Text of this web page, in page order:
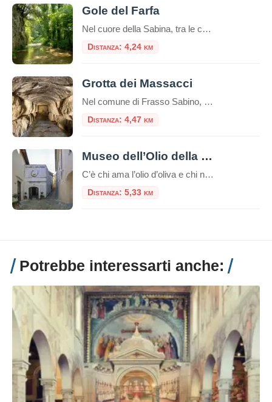
Gole del Farfa
Nel cuore della Sabina, tra le colline verdi del Lazio, si nasconde un piccolo gioiello naturale: le Gole del Farfa. Questo angolo incontaminato, scavato nel tempo dall’omonimo fiume, rappresenta una delle mete più affascinanti per gli amanti della natura, del trekking e dell’avventura. Un Paesaggio Suggestivo Le Gole del Farfa si trovano all’interno della Riserva […]
Distanza: 4,24 km
Grotta dei Massacci
Nel comune di Frasso Sabino, più precisamente ad Osteria Nuova si nasconde una tomba monumentale del II secolo, la Grotta dei Massacci.Il monumento, inglobato da un casale agricolo nel XVII secolo, si trova in un antico punto di sosta sulla consolare romana Salaria. La grotta è un grandioso monumento funerario dagli enormi blocchi di calcare […]
Distanza: 4,47 km
Museo dell’Olio della Sabina
C’è chi ama l’olio d’oliva e chi non ne può fare a meno. Per tutti loro, c’è un posto speciale in cui andare: il Museo dell’Olio della Sabina. Immaginatevi un luogo antico, in cui gli antichi mestieri vengono ancora praticati con orgoglio. Un luogo dove si può apprendere la storia e la cultura di una […]
Distanza: 5,33 km
Potrebbe interessarti anche: